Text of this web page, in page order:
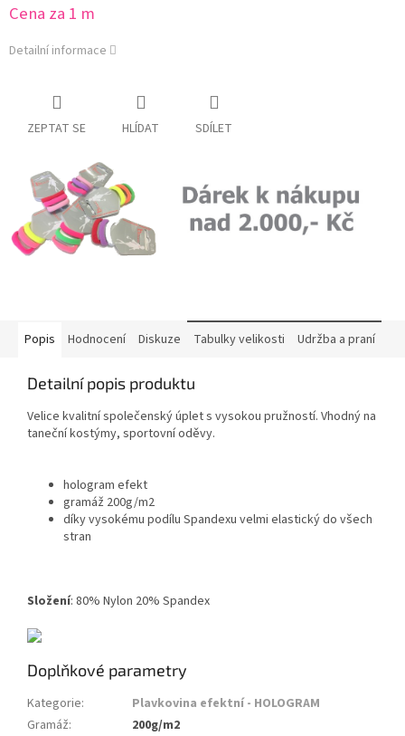
Cena za 1 m
Detailní informace
ZEPTAT SE HLÍDAT SDÍLET
Popis Hodnocení Diskuze Tabulky velikosti Udržba a praní
Detailní popis produktu
Velice kvalitní společenský úplet s vysokou pružností. Vhodný na
taneční kostýmy, sportovní oděvy.
hologram efekt
gramáž 200g/m2
díky vysokému podílu Spandexu velmi elastický do všech
stran
Složení: 80% Nylon 20% Spandex
Doplňkové parametry
Kategorie:
Plavkovina efektní - HOLOGRAM
Gramáž:
200g/m2